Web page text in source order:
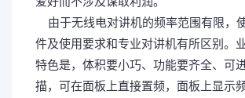
由于无线电对讲机的频率范围有限，
件及使用要求和专业对讲机有所区别。
特色是，体积要小巧、功能要齐全、可
描，可在面板上直接置频，面板上显示